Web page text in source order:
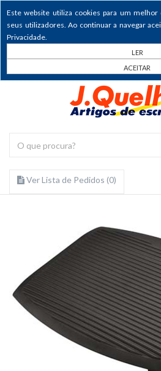
Este website utiliza cookies para um
seus utilizadores. Ao continuar a navegar
Privacidade.
LER
ACEITAR
Ver Lista de Pedidos (0)